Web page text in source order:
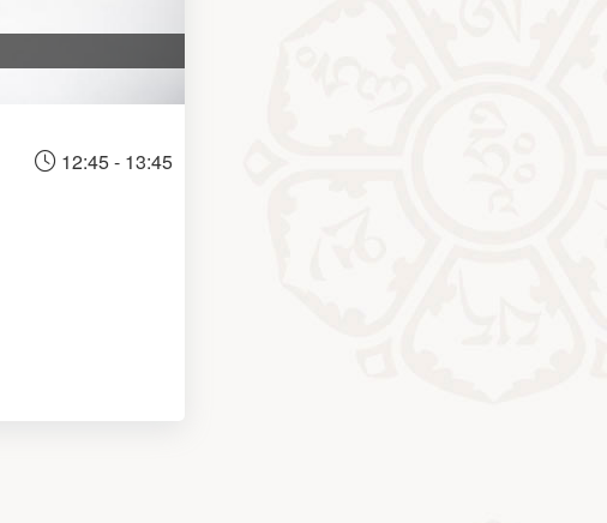
12:45 - 13:45